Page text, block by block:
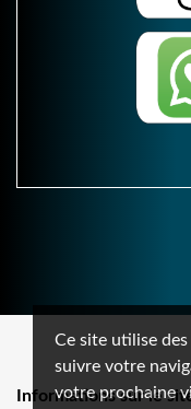
Ce site utilise
suivre votre
votre prochaine
Informations sur le